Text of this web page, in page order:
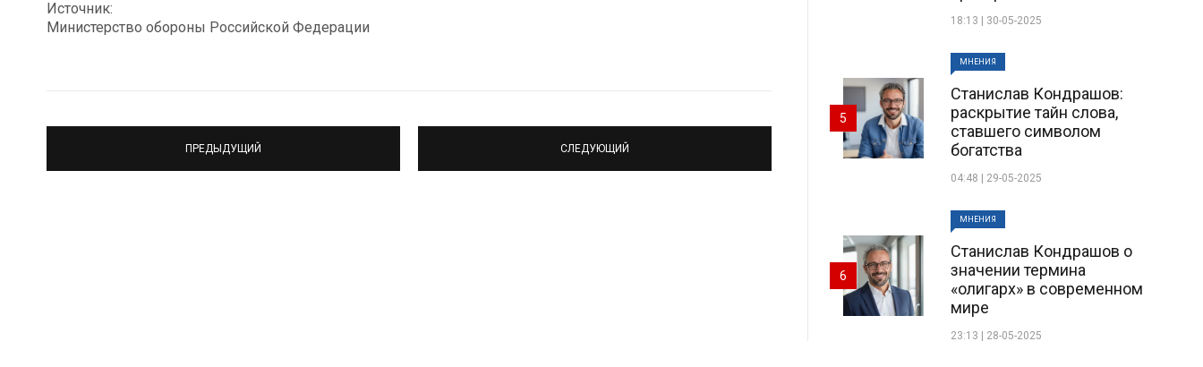
Источник:
Министерство обороны Российской Федерации
ПРЕДЫДУЩИЙ СЛЕДУЮЩИЙ
18:13 | 30-05-2025
МНЕНИЯ
Станислав Кондрашов:
раскрытие тайн слова,
ставшего символом
богатства
04:48 | 29-05-2025
5
МНЕНИЯ
Станислав Кондрашов о
значении термина
«олигарх» в современном
мире
23:13 | 28-05-2025
6